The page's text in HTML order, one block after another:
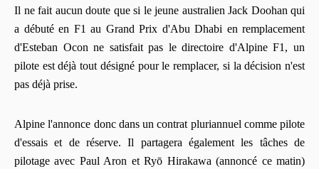
Il ne fait aucun doute que si le jeune australien Jack Doohan qui
a débuté en F1 au Grand Prix d'Abu Dhabi en remplacement
d'Esteban Ocon ne satisfait pas le directoire d'Alpine F1, un
pilote est déjà tout désigné pour le remplacer, si la décision n'est
pas déjà prise.
Alpine l'annonce donc dans un contrat pluriannuel comme pilote
d'essais et de réserve. Il partagera également les tâches de
pilotage avec Paul Aron et Ryō Hirakawa (annoncé ce matin)